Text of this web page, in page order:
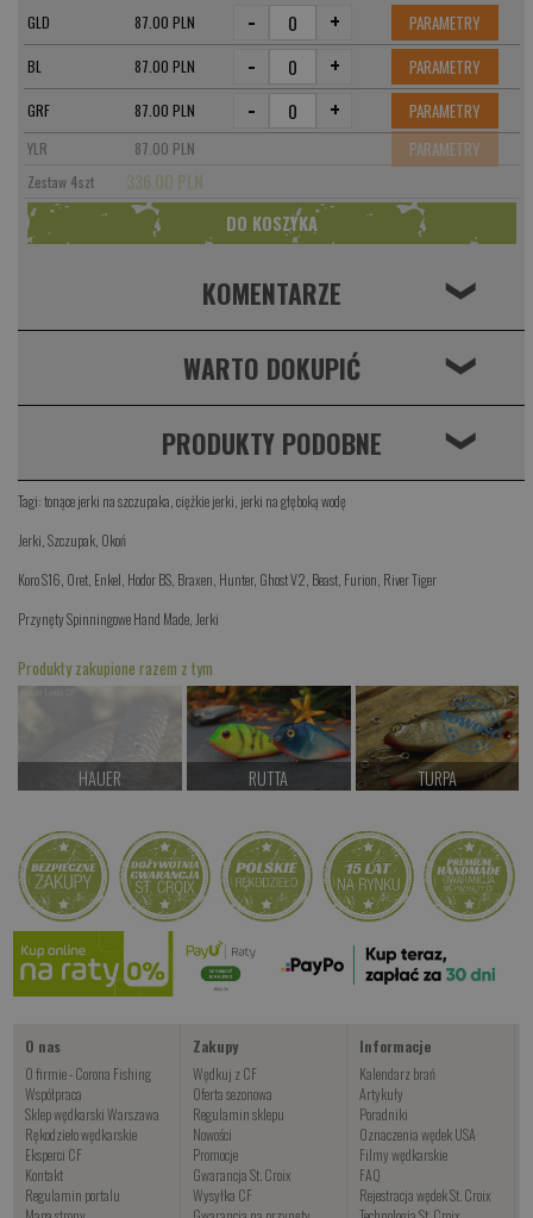
GLD
87.00 PLN - + PARAMETRY
BL 87.00 PLN - + PARAMETRY
GRF 87.00 PLN - + PARAMETRY
YLR 87.00 PLN PARAMETRY
Zestaw 4szt 336.00 PLN
KOMENTARZE ❮
WARTO DOKUPIĆ ❮
PRODUKTY PODOBNE ❮
Tagi:tonące jerki na szczupaka ,ciężkie jerki jerki na głęboką wodę
Jerki ,Szczupak Okoń
Koro S16 Oret Enkel Hodor BS Braxen Hunter, Ghost V2 Beast Furion River Tiger
Przynęty Spinningowe Hand Made Jerki
Produkty zakupione razem z tym
HAUER
Kup teraz >
RUTTA
Kup teraz >
TURPA
Kup teraz >
Buko
od 77.00 PLN
Kup teraz >
O nas
O firmie - Corona Fishing
Współpraca
Sklep wędkarski Warszawa
Rękodzieło wędkarskie
Eksperci CF
Kontakt
Regulamin portalu
Zakupy
Wędkuj z CF
Oferta sezonowa
Regulamin sklepu
Nowości
Promocje
Gwarancja St. Croix
Wysyłka CF
Informacje
Kalendarz brań
Artykuły
Poradniki
Oznaczenia wędek USA
Filmy wędkarskie
FAQ
Rejestracja wędek St. Croix